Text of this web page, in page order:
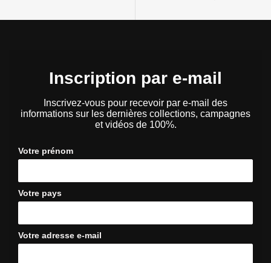
Inscription par e-mail
Inscrivez-vous pour recevoir par e-mail des
informations sur les dernières collections, campagnes
et vidéos de 100%.
Votre prénom
Votre pays
Votre adresse e-mail